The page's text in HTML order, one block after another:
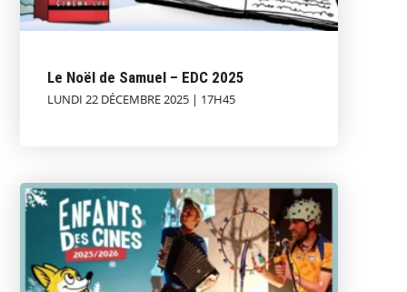
Le Noël de Samuel – EDC 2025
LUNDI 22 DÉCEMBRE 2025 | 17H45